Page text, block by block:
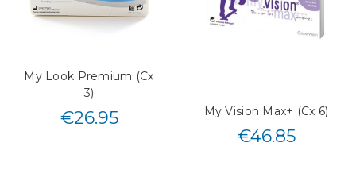
My Look Premium (Cx
3)
€26.95 My Vision Max+ (Cx 6)
€46.85